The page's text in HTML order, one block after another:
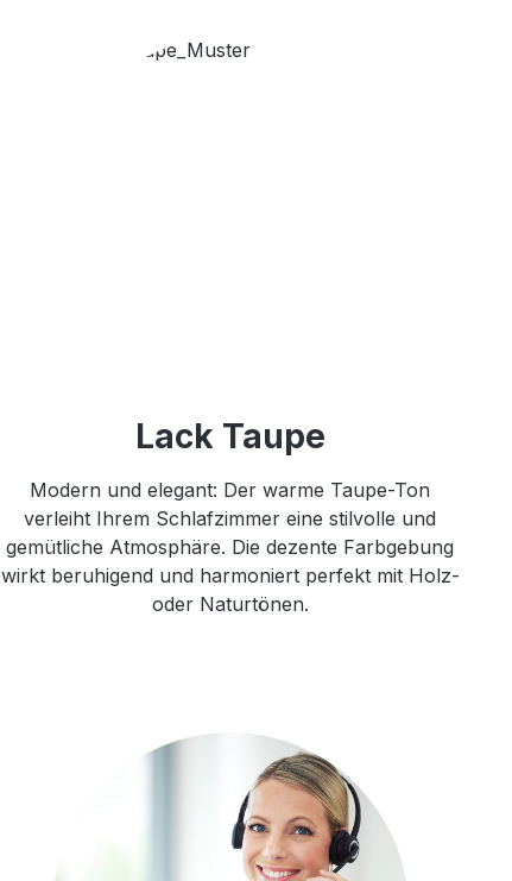
Lack Taupe
Modern und elegant: Der warme Taupe-Ton
verleiht Ihrem Schlafzimmer eine stilvolle und
gemütliche Atmosphäre. Die dezente Farbgebung
wirkt beruhigend und harmoniert perfekt mit Holz-
oder Naturtönen.